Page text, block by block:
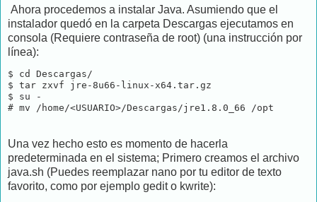
Ahora procedemos a instalar Java. Asumiendo que el
instalador quedó en la carpeta Descargas ejecutamos en
consola (Requiere contraseña de root) (una instrucción por
línea):
$ cd Descargas/
$ tar zxvf jre-8u66-linux-x64.tar.gz
$ su -
Una vez hecho esto es momento de hacerla
predeterminada en el sistema; Primero creamos el archivo
java.sh (Puedes reemplazar nano por tu editor de texto
favorito, como por ejemplo gedit o kwrite):